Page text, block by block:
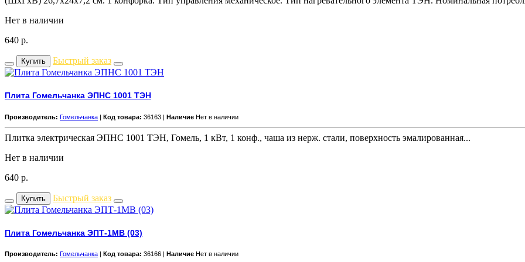
Нет в наличии
640 р.
Купить Быстрый заказ
Плита Гомельчанка ЭПНС 1001 ТЭН
Производитель: Гомельчанка | Код товара: 36163 | Наличие Нет в наличии
Плитка электрическая ЭПНС 1001 ТЭН, Гомель, 1 кВт, 1 конф., чаша из нерж. стали, поверхность эмалированная...
Нет в наличии
640 р.
Купить Быстрый заказ
Плита Гомельчанка ЭПТ-1МВ (03)
Производитель: Гомельчанка | Код товара: 36166 | Наличие Нет в наличии